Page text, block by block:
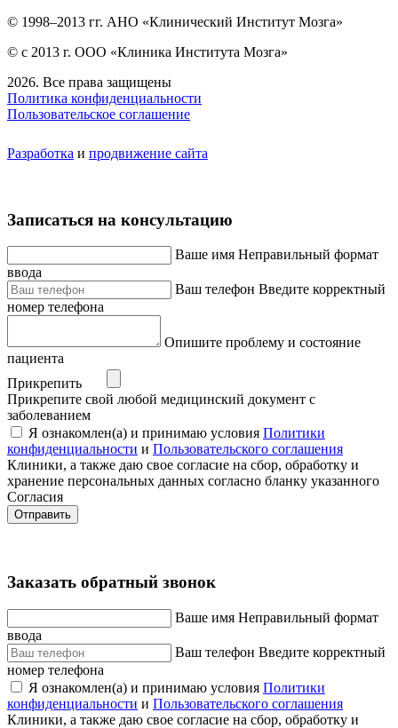
© 1998–2013 гг. АНО «Клинический Институт Мозга»
© с 2013 г. ООО «Клиника Института Мозга»
2026. Все права защищены
Политика конфиденциальности
Пользовательское соглашение
Разработка и продвижение сайта
Записаться на консультацию
Ваше имя Неправильный формат
ввода
Ваш телефон Введите корректный
номер телефона
Опишите проблему и состояние
пациента
Прикрепить
Прикрепите свой любой медицинский документ с
заболеванием
Я ознакомлен(а) и принимаю условия Политики
конфиденциальности и Пользовательского соглашения
Клиники, а также даю свое согласие на сбор, обработку и
хранение персональных данных согласно бланку указанного
Согласия
Отправить
Заказать обратный звонок
Ваше имя Неправильный формат
ввода
Ваш телефон Введите корректный
номер телефона
Я ознакомлен(а) и принимаю условия Политики
конфиденциальности и Пользовательского соглашения
Клиники, а также даю свое согласие на сбор, обработку и